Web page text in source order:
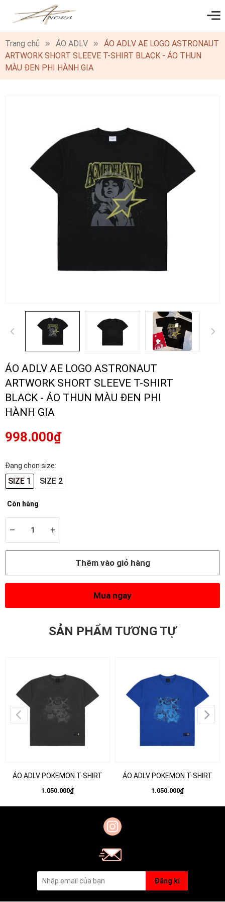
0
Trang chủ ÁO ADLV
ÁO ADLV AE LOGO ASTRONAUT
ARTWORK SHORT SLEEVE T-SHIRT BLACK - ÁO THUN
MÀU ĐEN PHI HÀNH GIA
ÁO ADLV AE LOGO ASTRONAUT
ARTWORK SHORT SLEEVE T-SHIRT
BLACK - ÁO THUN MÀU ĐEN PHI
HÀNH GIA
998.000₫
Đang chọn size:
SIZE 1 SIZE 2
Còn hàng
– +
Thêm vào giỏ hàng
Mua ngay
SẢN PHẨM TƯƠNG TỰ
ÁO ADLV POKEMON T-SHIRT
1.050.000₫
ÁO ADLV POKEMON T-SHIRT
1.050.000₫
Đăng kí